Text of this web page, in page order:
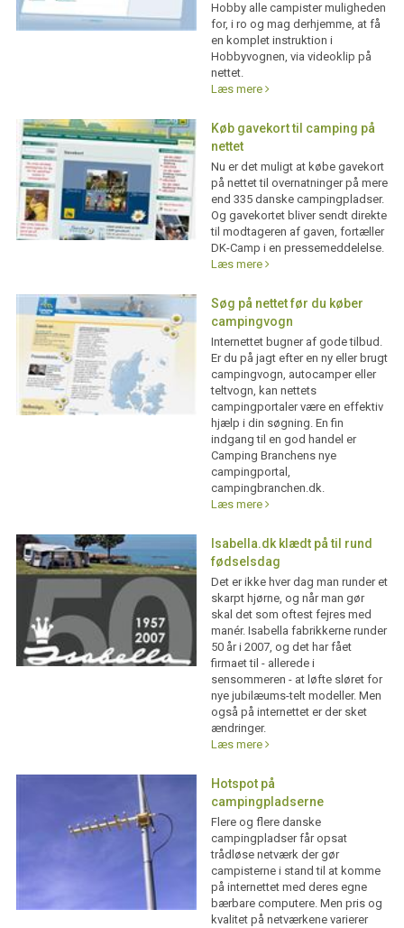
Hobby alle campister muligheden
for, i ro og mag derhjemme, at få
en komplet instruktion i
Hobbyvognen, via videoklip på
nettet.
Læs mere
Køb gavekort til camping på
nettet
Nu er det muligt at købe gavekort
på nettet til overnatninger på mere
end 335 danske campingpladser.
Og gavekortet bliver sendt direkte
til modtageren af gaven, fortæller
DK-Camp i en pressemeddelelse.
Læs mere
Søg på nettet før du køber
campingvogn
Internettet bugner af gode tilbud.
Er du på jagt efter en ny eller brugt
campingvogn, autocamper eller
teltvogn, kan nettets
campingportaler være en effektiv
hjælp i din søgning. En fin
indgang til en god handel er
Camping Branchens nye
campingportal,
campingbranchen.dk.
Læs mere
Isabella.dk klædt på til rund
fødselsdag
Det er ikke hver dag man runder et
skarpt hjørne, og når man gør
skal det som oftest fejres med
manér. Isabella fabrikkerne runder
50 år i 2007, og det har fået
firmaet til - allerede i
sensommeren - at løfte sløret for
nye jubilæums-telt modeller. Men
også på internettet er der sket
ændringer.
Læs mere
Hotspot på
campingpladserne
Flere og flere danske
campingpladser får opsat
trådløse netværk der gør
campisterne i stand til at komme
på internettet med deres egne
bærbare computere. Men pris og
kvalitet på netværkene varierer